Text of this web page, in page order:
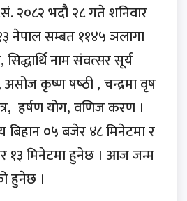
२०८२ भदौ २८ गते शनिवार
नेपाल सम्बत ११४५ ञलागा
नाम संवत्सर सूर्य
असोज कृष्ण षष्‍ठी , चन्द्रमा वृष
हर्षण योग, वणिज करण ।
०५ बजेर ४८ मिनेटमा र
१३ मिनेटमा हुनेछ । आज जन्म
हुनेछ ।